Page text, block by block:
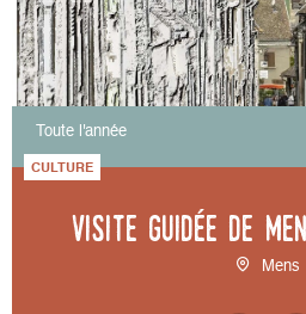
Toute l'année
CULTURE
Visite guidée de
Mens